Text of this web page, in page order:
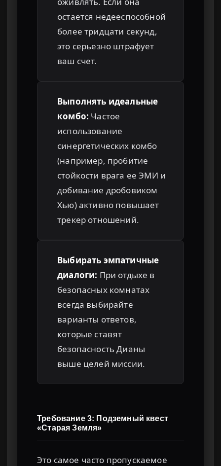
остается недееспособной
более тридцати секунд,
это серьезно штрафует
ваш счет.
Выполнять идеальные
комбо: Частое
использование
синергетических комбо
(например, пробитие
стойкости врага ее ЭМИ и
добивание дробовиком
Хью) активно повышает
трекер отношений.
Выбирать эмпатичные
диалоги: При отдыхе в
безопасных комнатах
всегда выбирайте
варианты ответов,
которые ставят
безопасность Дианы
выше целей миссии.
Требование 3: Подземный квест
«Старая Земля»
Это самое часто пропускаемое